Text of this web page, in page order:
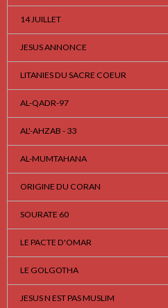
14 JUILLET
JESUS ANNONCE
LITANIES DU SACRE COEUR
AL-QADR-97
AL'-AHZAB - 33
AL-MUMTAHANA
ORIGINE DU CORAN
SOURATE 60
LE PACTE D'OMAR
LE GOLGOTHA
JESUS N EST PAS MUSLIM